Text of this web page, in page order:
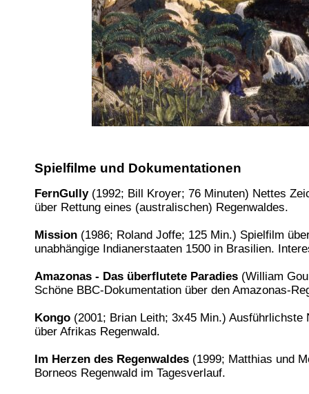
Spielfilme und Dokumentationen
FernGully(1992; Bill Kroyer; 76 Minuten) Nettes
über Rettung eines (australischen) Regenwaldes.
Mission (1986; Roland Joffe; 125 Min.) Spielfilm
unabhängige Indianerstaaten 1500 in Brasilien.
Amazonas - Das überflutete Paradies (William
Schöne BBC-Dokumentation über den Amazonas-
Kongo (2001; Brian Leith; 3x45 Min.) Ausführlichste
über Afrikas Regenwald.
Im Herzen des Regenwaldes (1999; Matthias und
Borneos Regenwald im Tagesverlauf.